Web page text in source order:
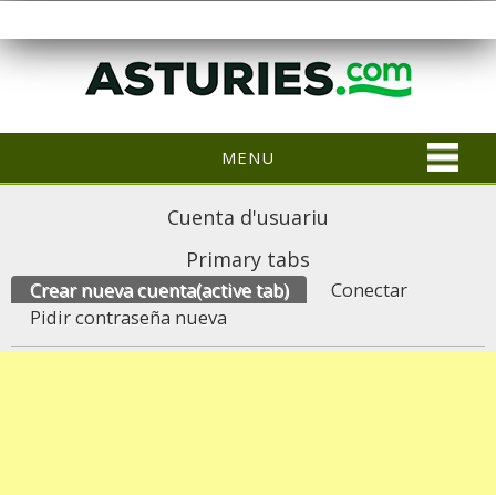
MENU
Cuenta d'usuariu
Primary tabs
Crear nueva cuenta(active tab)
Conectar
Pidir contraseña nueva